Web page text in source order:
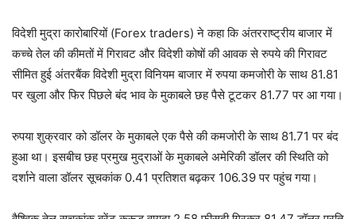
विदेशी मुद्रा कारोबारियों (Forex traders) ने कहा कि अंतरराष्ट्रीय बाजार में
कच्चे तेल की कीमतों में गिरावट और विदेशी कोषों की आवक से रुपये की गिरावट
सीमित हुई अंतरबैंक विदेशी मुद्रा विनियम बाजार में रुपया कमजोरी के साथ 81.81
पर खुला और फिर पिछले बंद भाव के मुकाबले छह पैसे टूटकर 81.77 पर आ गया।
रुपया शुक्रवार को डॉलर के मुकाबले एक पैसे की कमजोरी के साथ 81.71 पर बंद
हुआ था। इसबीच छह प्रमुख मुद्राओं के मुकाबले अमेरिकी डॉलर की स्थिति को
दर्शाने वाला डॉलर सूचकांक 0.41 प्रतिशत बढ़कर 106.39 पर पहुंच गया।